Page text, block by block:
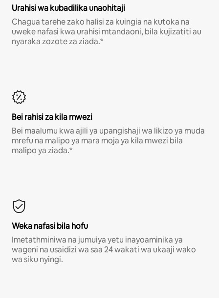
Urahisi wa kubadilika unaohitaji
Chagua tarehe zako halisi za kuingia na kutoka na
uweke nafasi kwa urahisi mtandaoni, bila kujizatiti au
nyaraka zozote za ziada.*
Bei rahisi za kila mwezi
Bei maalumu kwa ajili ya upangishaji wa likizo ya muda
mrefu na malipo ya mara moja ya kila mwezi bila
malipo ya ziada.*
Weka nafasi bila hofu
Imetathminiwa na jumuiya yetu inayoaminika ya
wageni na usaidizi wa saa 24 wakati wa ukaaji wako
wa siku nyingi.